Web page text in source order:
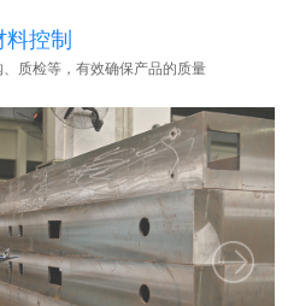
料控制
质检等，有效确保产品的质量